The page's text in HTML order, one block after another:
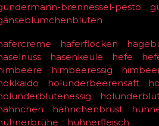
brennessel-pesto
haferflocken
hasenkeule hefe
himbeeressig
holunderbeerensaft
hähnchenbrust
hühnerfleisch